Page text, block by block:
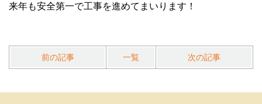
来年も安全第一で工事を進めてまいります！
前の記事 一覧 次の記事